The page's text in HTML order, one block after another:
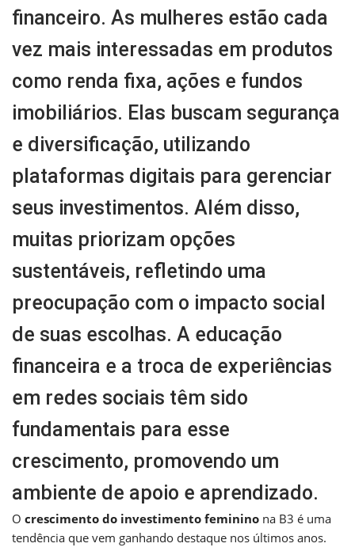
financeiro. As mulheres estão cada
vez mais interessadas em produtos
como renda fixa, ações e fundos
imobiliários. Elas buscam segurança
e diversificação, utilizando
plataformas digitais para gerenciar
seus investimentos. Além disso,
muitas priorizam opções
sustentáveis, refletindo uma
preocupação com o impacto social
de suas escolhas. A educação
financeira e a troca de experiências
em redes sociais têm sido
fundamentais para esse
crescimento, promovendo um
ambiente de apoio e aprendizado.
O crescimento do investimento feminino na B3 é uma
tendência que vem ganhando destaque nos últimos anos.